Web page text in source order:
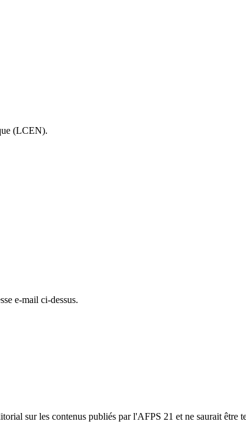
(LCEN).
e-mail ci-dessus.
sur les contenus publiés par l'AFPS 21 et ne saurait être